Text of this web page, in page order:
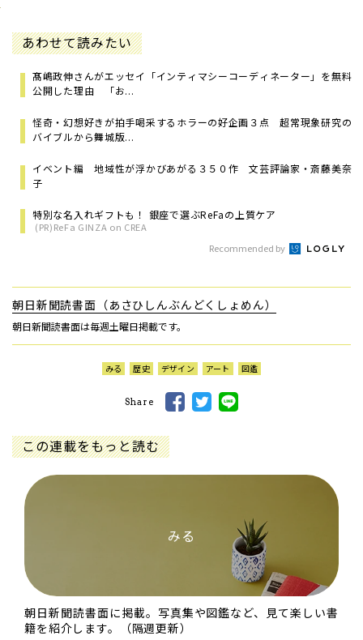
あわせて読みたい
髙嶋政伸さんがエッセイ「インティマシーコーディネーター」を無料
公開した理由 「お...
怪奇・幻想好きが拍手喝采するホラーの好企画３点 超常現象研究の
バイブルから舞城版...
イベント編 地域性が浮かびあがる３５０作 文芸評論家・斎藤美奈
子
特別な名入れギフトも！ 銀座で選ぶReFaの上質ケア
(PR)ReFa GINZA on CREA
Recommended by
朝日新聞読書面（あさひしんぶんどくしょめん）
朝日新聞読書面は毎週土曜日掲載です。
みる 歴史 デザイン アート 図鑑
Share
この連載をもっと読む
みる
朝日新聞読書面に掲載。写真集や図鑑など、見て楽しい書
籍を紹介します。（隔週更新）